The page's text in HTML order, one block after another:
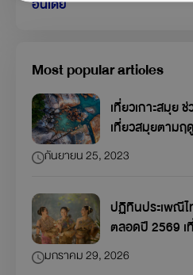
อินเดีย
Most popular articles
เที่ยวเกาะสมุย
เที่ยวสมุยตามฤ
กันยายน 25, 2023
ปฏิทินประเพณี
ตลอดปี 2569
มกราคม 29, 2026